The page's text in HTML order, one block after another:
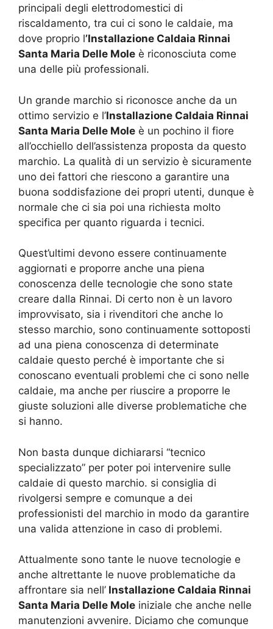
principali degli elettrodomestici di
riscaldamento, tra cui ci sono le caldaie, ma
dove proprio l’Installazione Caldaia Rinnai
Santa Maria Delle Mole è riconosciuta come
una delle più professionali.
Un grande marchio si riconosce anche da un
ottimo servizio e l’Installazione Caldaia Rinnai
Santa Maria Delle Mole è un pochino il fiore
all’occhiello dell’assistenza proposta da questo
marchio. La qualità di un servizio è sicuramente
uno dei fattori che riescono a garantire una
buona soddisfazione dei propri utenti, dunque è
normale che ci sia poi una richiesta molto
specifica per quanto riguarda i tecnici.
Quest’ultimi devono essere continuamente
aggiornati e proporre anche una piena
conoscenza delle tecnologie che sono state
creare dalla Rinnai. Di certo non è un lavoro
improvvisato, sia i rivenditori che anche lo
stesso marchio, sono continuamente sottoposti
ad una piena conoscenza di determinate
caldaie questo perché è importante che si
conoscano eventuali problemi che ci sono nelle
caldaie, ma anche per riuscire a proporre le
giuste soluzioni alle diverse problematiche che
si hanno.
Non basta dunque dichiararsi “tecnico
specializzato” per poter poi intervenire sulle
caldaie di questo marchio. si consiglia di
rivolgersi sempre e comunque a dei
professionisti del marchio in modo da garantire
una valida attenzione in caso di problemi.
Attualmente sono tante le nuove tecnologie e
anche altrettante le nuove problematiche da
affrontare sia nell’ Installazione Caldaia Rinnai
Santa Maria Delle Mole iniziale che anche nelle
manutenzioni avvenire. Diciamo che comunque